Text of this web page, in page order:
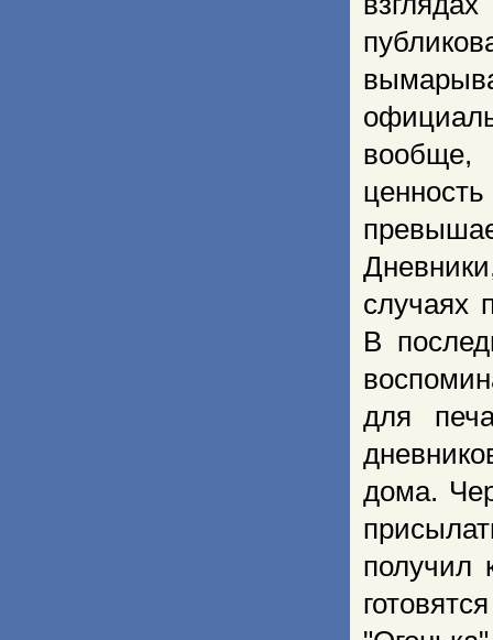
вообще,
случаях
В
для
дома.
получил